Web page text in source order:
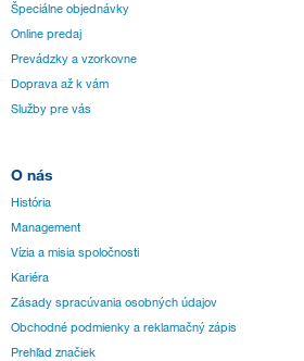
Špeciálne objednávky
Online predaj
Prevádzky a vzorkovne
Doprava až k vám
Služby pre vás
O nás
História
Management
Vízia a misia spoločnosti
Kariéra
Zásady spracúvania osobných údajov
Obchodné podmienky a reklamačný zápis
Prehľad značiek